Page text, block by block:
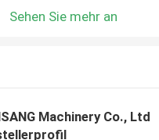
Sehen Sie mehr an
Machinery Co., Ltd